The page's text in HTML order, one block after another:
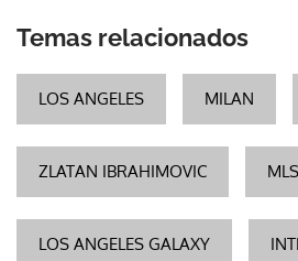
Temas relacionados
LOS ANGELES MILAN
ZLATAN IBRAHIMOVIC MLS
LOS ANGELES GALAXY